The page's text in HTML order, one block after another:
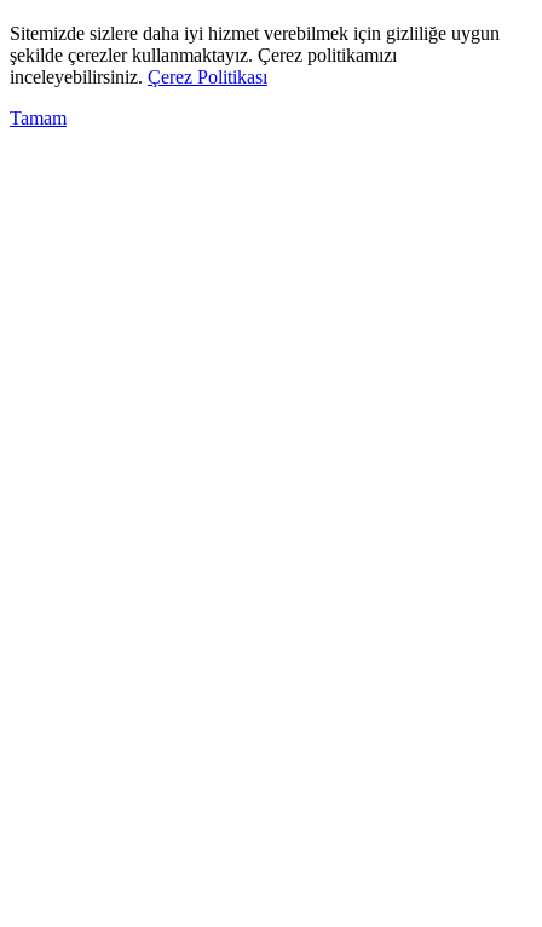
Sitemizde sizlere daha iyi hizmet verebilmek için gizliliğe uygun
şekilde çerezler kullanmaktayız. Çerez politikamızı
inceleyebilirsiniz. Çerez Politikası
Tamam